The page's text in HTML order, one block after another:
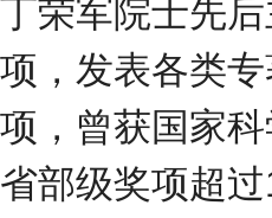
丁荣军院士先
项，发表各类
项，曾获国家
省部级奖项超过